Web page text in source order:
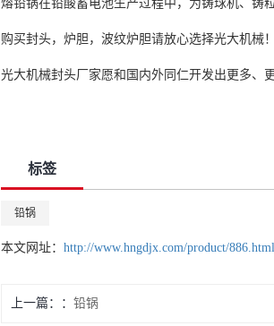
熔铅锅在铅酸蓄电池生产过程中，为铸球机、铸
购买封头，炉胆，波纹炉胆请放心选择光大机械！
光大机械封头厂家愿和国内外同仁开发出更多、
标签
铅锅
本文网址： http://www.hngdjx.com/product/886.html
上一篇： 铅锅